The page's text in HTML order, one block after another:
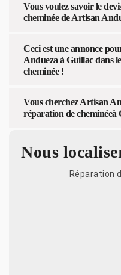
Vous voulez savoir le
cheminée de Artisan
Ceci est une annonce
Andueza à Guillac dans
cheminée !
Vous cherchez Artisan
réparation de cheminéeà
Nous
Réparation